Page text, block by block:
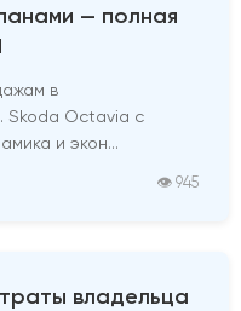
— полная
в
Skoda Octavia с
и экон...
👁 945
владельца